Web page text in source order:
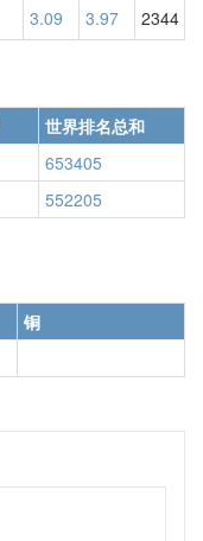
3.09 3.97 2344
世界排名总和
653405
552205
铜